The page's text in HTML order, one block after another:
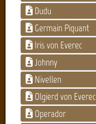
Dudu
Germain Piquant
Iris von Everec
Johnny
Nivellen
Olgierd von Everec
Operador